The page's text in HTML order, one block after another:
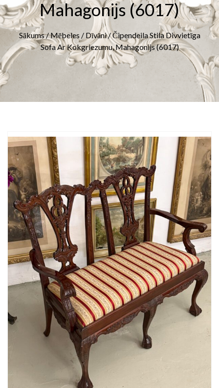
Mahagonijs (6017)
Sākums/Mēbeles / Dīvāni/ Čipendeila Stila Divvietīga
Sofa Ar Kokgriezumu, Mahagonijs (6017)